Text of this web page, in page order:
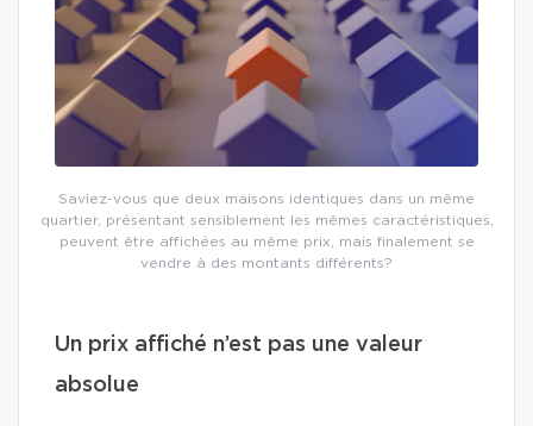
Saviez-vous que deux maisons identiques dans un même
quartier, présentant sensiblement les mêmes caractéristiques,
peuvent être affichées au même prix, mais finalement se
vendre à des montants différents?
Un prix affiché n’est pas une valeur
absolue